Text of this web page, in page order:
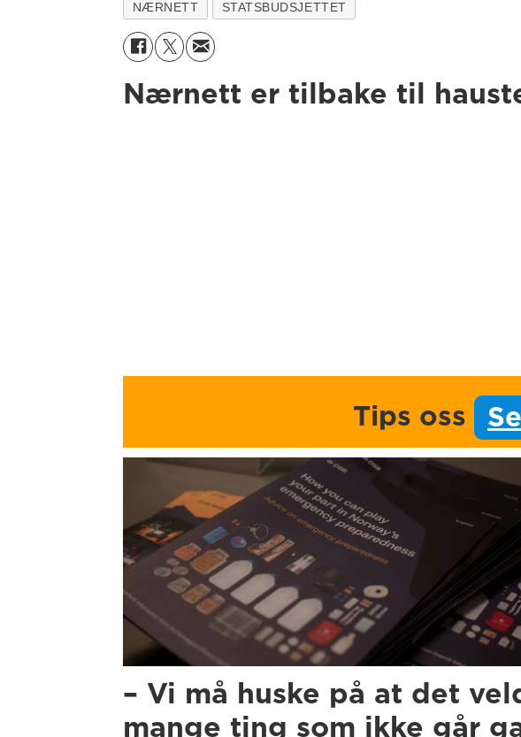
NÆRNETT STATSBUDSJETTET
Nærnett er tilbake til
Tips oss
– Vi må huske på at det
mange ting som ikke går